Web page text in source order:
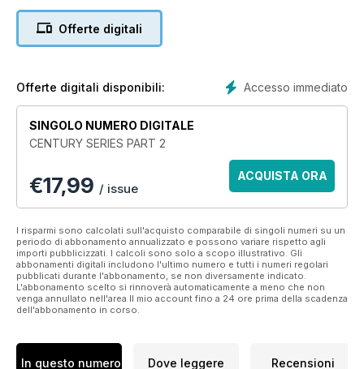
books that are no longer in print.
this library is only set to grow exponentially. Ensuring you
have the latest books ready to buy at the touch of a button.
Offerte digitali
Accesso immediato
Offerte digitali disponibili:
SINGOLO NUMERO DIGITALE
CENTURY SERIES PART 2
€17,99 / issue
ACQUISTA ORA
I risparmi sono calcolati sull'acquisto comparabile di singoli numeri su un
periodo di abbonamento annualizzato e possono variare rispetto agli
importi pubblicizzati. I calcoli sono solo a scopo illustrativo. Gli
abbonamenti digitali includono l'ultimo numero e tutti i numeri regolari
pubblicati durante l'abbonamento, se non diversamente indicato.
L'abbonamento scelto si rinnoverà automaticamente a meno che non
venga annullato nell'area Il mio account fino a 24 ore prima della scadenza
dell'abbonamento in corso.
In questo numero Dove leggere Recensioni